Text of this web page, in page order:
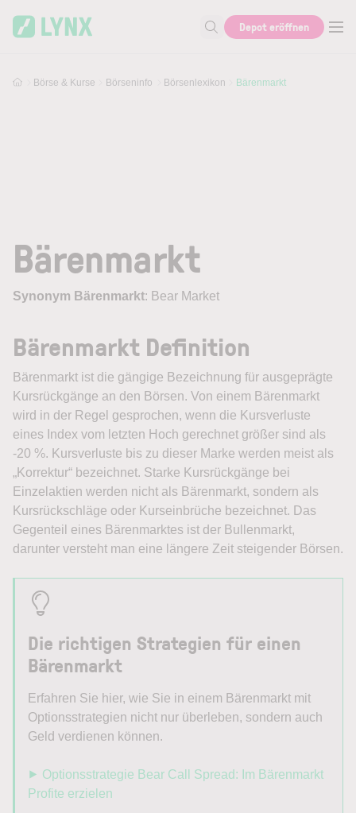
Suche nach Aktie, Autor...
Depot eröffnen
Börse & Kurse Börseninfo Börsenlexikon Bärenmarkt
Bärenmarkt
Synonym Bärenmarkt: Bear Market
Bärenmarkt Definition
Bärenmarkt ist die gängige Bezeichnung für ausgeprägte
Kursrückgänge an den Börsen. Von einem Bärenmarkt
wird in der Regel gesprochen, wenn die Kursverluste
eines Index vom letzten Hoch gerechnet größer sind als
-20 %. Kursverluste bis zu dieser Marke werden meist als
„Korrektur“ bezeichnet. Starke Kursrückgänge bei
Einzelaktien werden nicht als Bärenmarkt, sondern als
Kursrückschläge oder Kurseinbrüche bezeichnet. Das
Gegenteil eines Bärenmarktes ist der Bullenmarkt,
darunter versteht man eine längere Zeit steigender Börsen.
Die richtigen Strategien für einen
Bärenmarkt
Erfahren Sie hier, wie Sie in einem Bärenmarkt mit
Optionsstrategien nicht nur überleben, sondern auch
Geld verdienen können.
⯈ Optionsstrategie Bear Call Spread: Im Bärenmarkt
Profite erzielen